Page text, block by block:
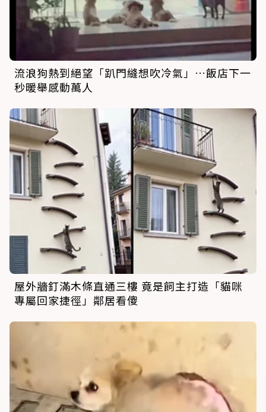
流浪狗熱到絕望「趴門縫想吹冷氣」…飯店下一
秒暖舉感動萬人
屋外牆釘滿木條直通三樓 竟是飼主打造「貓咪
專屬回家捷徑」鄰居看傻